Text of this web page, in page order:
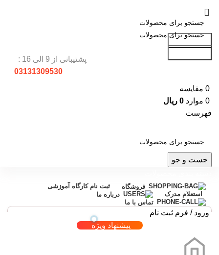
جست و جو
پشتیبانی از 9 الی 16 :
03131309530
0 مقایسه
0 موارد 0 ریال
فهرست
جست و جو
فروشگاه
ثبت نام کارگاه آموزشی
استعلام مدرک
درباره ما
تماس با ما
ورود / فرم ثبت نام
پیشنهاد ویژه